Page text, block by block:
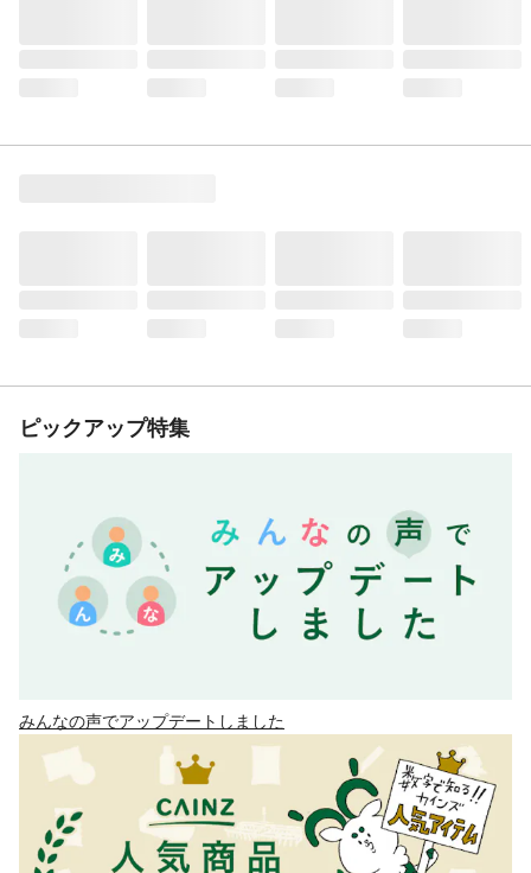
ピックアップ特集
みんなの声でアップデートしました